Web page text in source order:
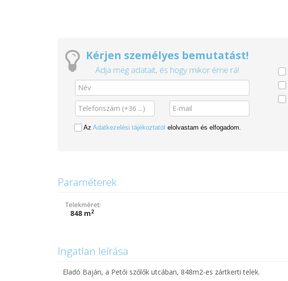
Kérjen személyes bemutatást!
Adja meg adatait, és hogy mikor érne rá!
Az Adatkezelési tájékoztatót elolvastam és elfogadom.
Paraméterek
Telekméret:
848 m2
Ingatlan leírása
Eladó Baján, a Petői szőlők utcában, 848m2-es zártkerti telek.